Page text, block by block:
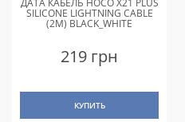
SILICONE LIGHTNING CABLE
(2M) BLACK_WHITE
219 грн
КУПИТЬ